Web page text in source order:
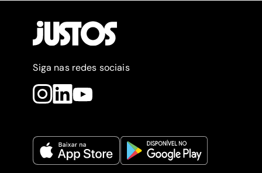
Siga nas redes sociais